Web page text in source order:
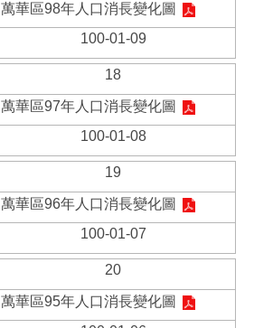
萬華區98年人口消長變化圖
100-01-09
18
萬華區97年人口消長變化圖
100-01-08
19
萬華區96年人口消長變化圖
100-01-07
20
萬華區95年人口消長變化圖